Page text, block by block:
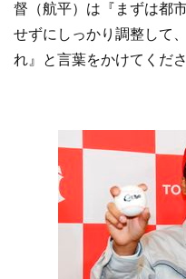
督（航平）は『まずは都
せずにしっかり調整して
れ』と言葉をかけてくだ